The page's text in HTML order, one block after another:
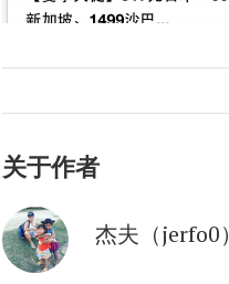
关于作者
杰夫（jerfo0）